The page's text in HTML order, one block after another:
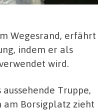
Wegesrand, erfährt
indem er als
wird.
Truppe,
am Borsigplatz zieht